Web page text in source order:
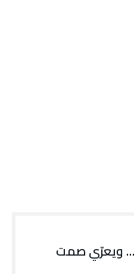
ويعرّي صمت